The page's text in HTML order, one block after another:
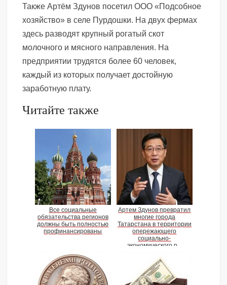
Также Артём Здунов посетил ООО «Подсобное
хозяйство» в селе Пурдошки. На двух фермах
здесь разводят крупный рогатый скот
молочного и мясного направления. На
предприятии трудятся более 60 человек,
каждый из которых получает достойную
заработную плату.
Читайте также
Все социальные
обязательства регионов
должны быть полностью
профинансированы
Артем Здунов превратил
многие города
Татарстана в территории
опережающего
социально-
экономического р...